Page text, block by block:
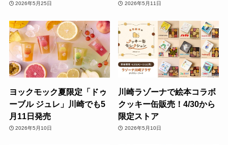
2026年5月25日 2026年5月11日
ヨックモック夏限定「ドゥ
ーブル ジュレ」川崎でも5
月11日発売
2026年5月10日
川崎ラゾーナで絵本コラボ
クッキー缶販売！4/30から
限定ストア
2026年5月10日